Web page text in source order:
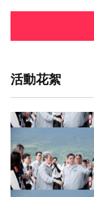
活動花絮